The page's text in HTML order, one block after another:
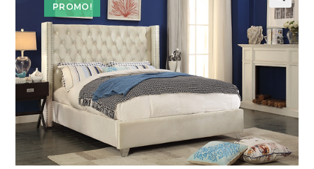
PROMO!
🔍